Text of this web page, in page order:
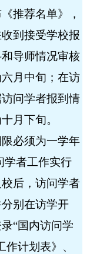
推荐名单》，
到接受学校报
导师情况审核
月中旬；在访
问学者报到情
月下旬。
必须为一学年
学者工作实行
后，访问学者
别在访学开
“国内访问学
计划表》、